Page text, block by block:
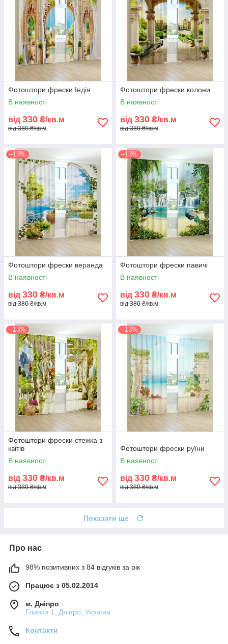
Фотоштори фрески Індія
В наявності
від 330 ₴/кв.м
від 380 ₴/кв.м
Фотоштори фрески колони
В наявності
від 330 ₴/кв.м
від 380 ₴/кв.м
–13%
Фотоштори фрески веранда
В наявності
від 330 ₴/кв.м
від 380 ₴/кв.м
–13%
Фотоштори фрески павичі
В наявності
від 330 ₴/кв.м
від 380 ₴/кв.м
–13%
Фотоштори фрески стежка з
квітів
В наявності
від 330 ₴/кв.м
від 380 ₴/кв.м
–13%
Фотоштори фрески руїни
В наявності
від 330 ₴/кв.м
від 380 ₴/кв.м
Показати ще
Про нас
98% позитивних з 84 відгуків за рік
Працює з 05.02.2014
м. Дніпро
Глинки 1, Дніпро, Україна
Контакти